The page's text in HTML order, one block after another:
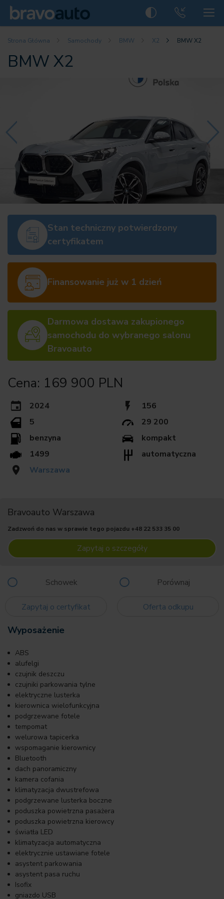
Strona Główna Samochody BMW X2 BMW X2
BMW X2
Stan techniczny potwierdzony
certyfikatem
Finansowanie już w 1 dzień
Darmowa dostawa zakupionego
samochodu do wybranego salonu
Bravoauto
Cena: 169 900 PLN
2024
156
5
29 200
benzyna
kompakt
1499
automatyczna
Warszawa
Bravoauto Warszawa
Zadzwoń do nas w sprawie tego pojazdu +48 22 533 35 00
Zapytaj o szczegóły
Schowek Porównaj
Zapytaj o certyfikat Oferta odkupu
Wyposażenie
ABS
alufelgi
czujnik deszczu
czujniki parkowania tylne
elektryczne lusterka
kierownica wielofunkcyjna
podgrzewane fotele
tempomat
welurowa tapicerka
wspomaganie kierownicy
Bluetooth
dach panoramiczny
kamera cofania
klimatyzacja dwustrefowa
podgrzewane lusterka boczne
poduszka powietrzna pasażera
poduszka powietrzna kierowcy
światła LED
klimatyzacja automatyczna
elektrycznie ustawiane fotele
asystent parkowania
asystent pasa ruchu
Isofix
gniazdo USB